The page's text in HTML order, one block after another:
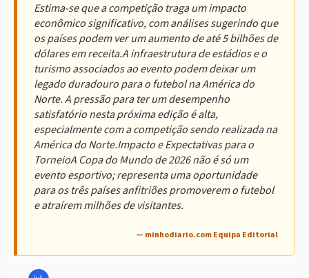
Estima-se que a competição traga um impacto
econômico significativo, com análises sugerindo que
os países podem ver um aumento de até 5 bilhões de
dólares em receita.A infraestrutura de estádios e o
turismo associados ao evento podem deixar um
legado duradouro para o futebol na América do
Norte. A pressão para ter um desempenho
satisfatório nesta próxima edição é alta,
especialmente com a competição sendo realizada na
América do Norte.Impacto e Expectativas para o
TorneioA Copa do Mundo de 2026 não é só um
evento esportivo; representa uma oportunidade
para os três países anfitriões promoverem o futebol
e atraírem milhões de visitantes.
— minhodiario.com Equipa Editorial